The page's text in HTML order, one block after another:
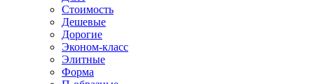
Стоимость
Дешевые
Дорогие
Эконом-класс
Элитные
Форма